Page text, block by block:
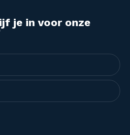
je in voor onze